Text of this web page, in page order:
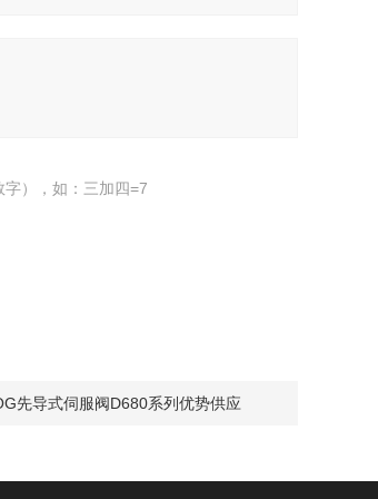
），如：三加四=7
先导式伺服阀D680系列优势供应